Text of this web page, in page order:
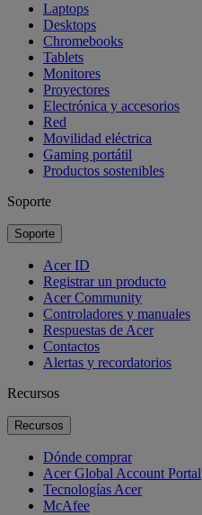
Laptops
Desktops
Chromebooks
Tablets
Monitores
Proyectores
Electrónica y accesorios
Red
Movilidad eléctrica
Gaming portátil
Productos sostenibles
Soporte
Soporte
Acer ID
Registrar un producto
Acer Community
Controladores y manuales
Respuestas de Acer
Contactos
Alertas y recordatorios
Recursos
Recursos
Dónde comprar
Acer Global Account Portal
Tecnologías Acer
McAfee